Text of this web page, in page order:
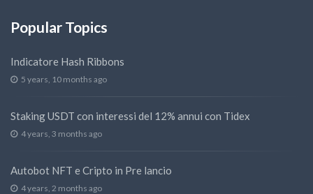
Popular Topics
Indicatore Hash Ribbons
5 years, 10 months ago
Staking USDT con interessi del 12% annui con Tidex
4 years, 3 months ago
Autobot NFT e Cripto in Pre lancio
4 years, 2 months ago